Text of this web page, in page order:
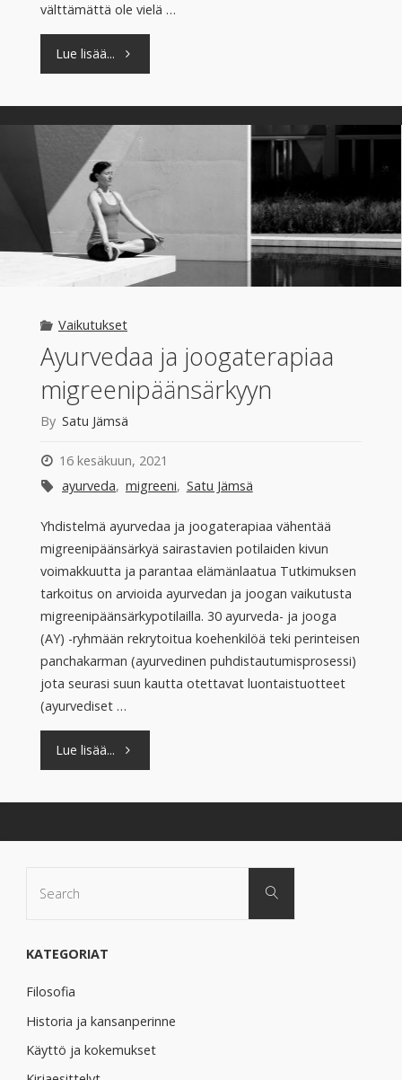
välttämättä ole vielä …
Lue lisää... "B-
auttaa
Vaikutukset
Ayurvedaa ja joogaterapiaa
migreenipäänsärkyyn
By Satu Jämsä
16 kesäkuun, 2021
ayurveda, migreeni, Satu Jämsä
Yhdistelmä ayurvedaa ja joogaterapiaa vähentää
migreenipäänsärkyä sairastavien potilaiden kivun
voimakkuutta ja parantaa elämänlaatua Tutkimuksen
tarkoitus on arvioida ayurvedan ja joogan vaikutusta
migreenipäänsärkypotilailla. 30 ayurveda- ja jooga
(AY) -ryhmään rekrytoitua koehenkilöä teki perinteisen
panchakarman (ayurvedinen puhdistautumisprosessi)
jota seurasi suun kautta otettavat luontaistuotteet
(ayurvediset …
Lue lisää... "Ayurvedaa
migreenipäänsärkyyn"
Search
KATEGORIAT
Filosofia
Historia ja kansanperinne
Käyttö ja kokemukset